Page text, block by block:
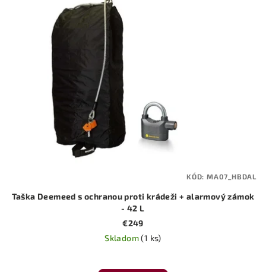
Taška Deemeed s ochranou proti krádeži + alarmový zámok
- 42 L
€249
Skladom(1 ks)
KÓD: MA07_HBDAL